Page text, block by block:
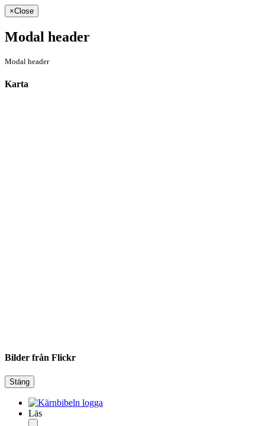
×Close
Modal header
Modal header
Karta
Bilder från Flickr
Stäng
Läs